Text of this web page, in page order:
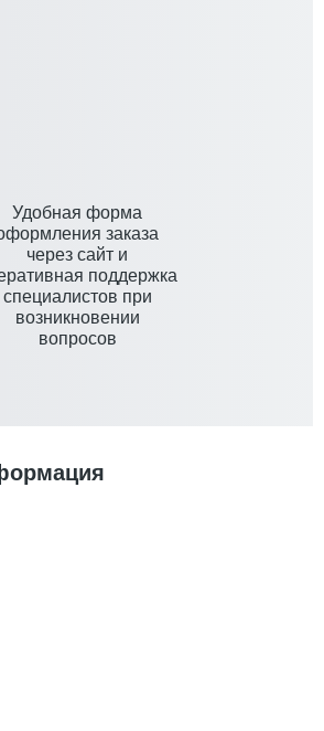
Удобная форма
заказа
через сайт и
поддержка
специалистов при
возникновении
вопросов